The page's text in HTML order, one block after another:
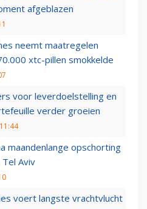
afgeblazen
neemt maatregelen
xtc-pillen smokkelde
voor leverdoelstelling en
verder groeien
maandenlange opschorting
Aviv
voert langste vrachtvlucht